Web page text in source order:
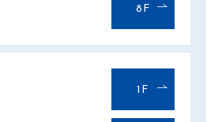
8F
1F